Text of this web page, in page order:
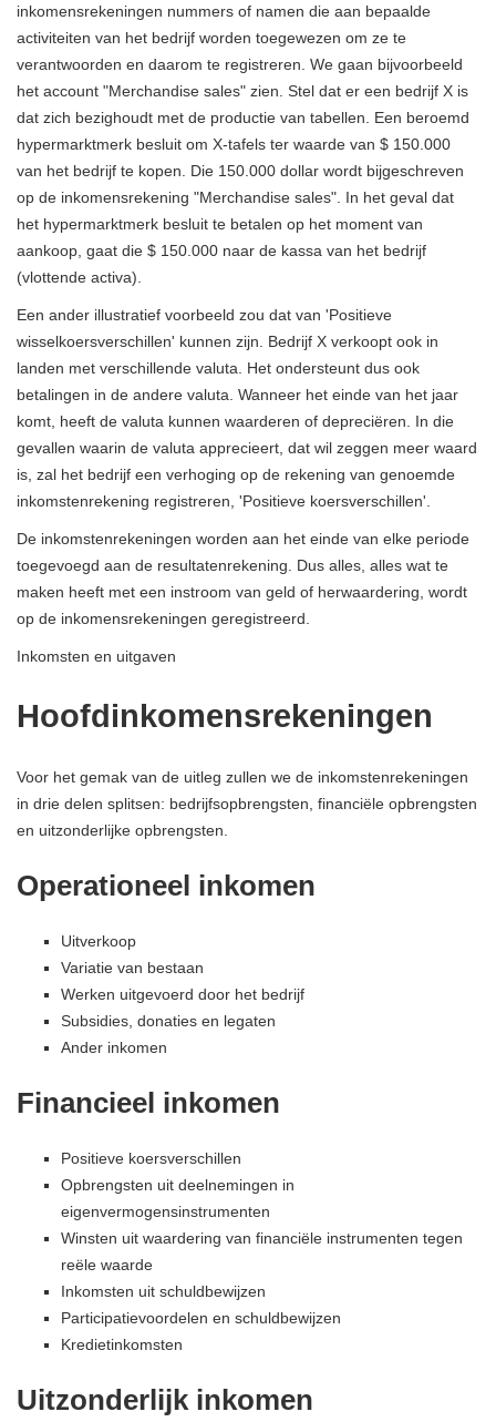
inkomensrekeningen nummers of namen die aan bepaalde
activiteiten van het bedrijf worden toegewezen om ze te
verantwoorden en daarom te registreren. We gaan bijvoorbeeld
het account "Merchandise sales" zien. Stel dat er een bedrijf X is
dat zich bezighoudt met de productie van tabellen. Een beroemd
hypermarktmerk besluit om X-tafels ter waarde van $ 150.000
van het bedrijf te kopen. Die 150.000 dollar wordt bijgeschreven
op de inkomensrekening "Merchandise sales". In het geval dat
het hypermarktmerk besluit te betalen op het moment van
aankoop, gaat die $ 150.000 naar de kassa van het bedrijf
(vlottende activa).
Een ander illustratief voorbeeld zou dat van 'Positieve
wisselkoersverschillen' kunnen zijn. Bedrijf X verkoopt ook in
landen met verschillende valuta. Het ondersteunt dus ook
betalingen in de andere valuta. Wanneer het einde van het jaar
komt, heeft de valuta kunnen waarderen of depreciëren. In die
gevallen waarin de valuta apprecieert, dat wil zeggen meer waard
is, zal het bedrijf een verhoging op de rekening van genoemde
inkomstenrekening registreren, 'Positieve koersverschillen'.
De inkomstenrekeningen worden aan het einde van elke periode
toegevoegd aan de resultatenrekening. Dus alles, alles wat te
maken heeft met een instroom van geld of herwaardering, wordt
op de inkomensrekeningen geregistreerd.
Inkomsten en uitgaven
Hoofdinkomensrekeningen
Voor het gemak van de uitleg zullen we de inkomstenrekeningen
in drie delen splitsen: bedrijfsopbrengsten, financiële opbrengsten
en uitzonderlijke opbrengsten.
Operationeel inkomen
Uitverkoop
Variatie van bestaan
Werken uitgevoerd door het bedrijf
Subsidies, donaties en legaten
Ander inkomen
Financieel inkomen
Positieve koersverschillen
Opbrengsten uit deelnemingen in
eigenvermogensinstrumenten
Winsten uit waardering van financiële instrumenten tegen
reële waarde
Inkomsten uit schuldbewijzen
Participatievoordelen en schuldbewijzen
Kredietinkomsten
Uitzonderlijk inkomen